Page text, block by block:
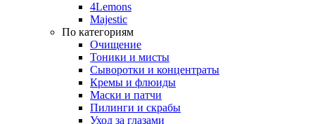
4Lemons
Majestic
По категориям
Очищение
Тоники и мисты
Сыворотки и концентраты
Кремы и флюиды
Маски и патчи
Пилинги и скрабы
Уход за глазами